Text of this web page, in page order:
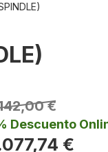
€
Descuento
€